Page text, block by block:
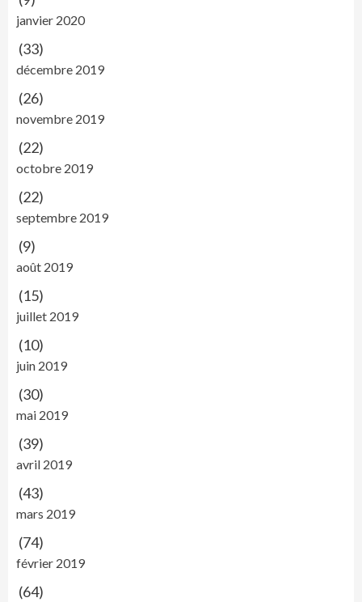
janvier 2020
(33)
décembre 2019
(26)
novembre 2019
(22)
octobre 2019
(22)
septembre 2019
(9)
août 2019
(15)
juillet 2019
(10)
juin 2019
(30)
mai 2019
(39)
avril 2019
(43)
mars 2019
(74)
février 2019
(64)